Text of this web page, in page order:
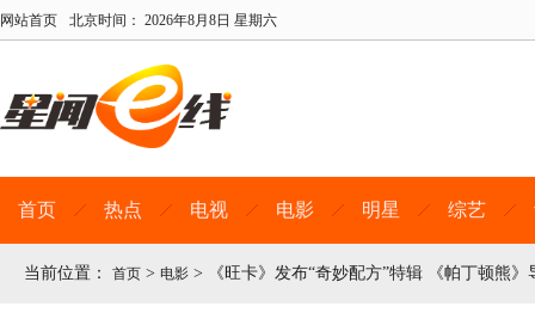
网站首页 北京时间： 2026年8月8日 星期六
首页 热点 电视 电影 明星 综艺
当前位置： 首页 > 电影 > 《旺卡》发布“奇妙配方”特辑 《帕丁顿熊